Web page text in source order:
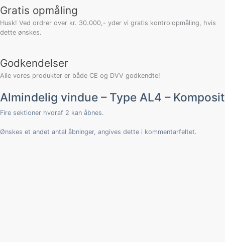
Gratis opmåling
Husk! Ved ordrer over kr. 30.000,- yder vi gratis kontrolopmåling, hvis
dette ønskes.
Godkendelser
Alle vores produkter er både CE og DVV godkendte!
Almindelig vindue – Type AL4 – Komposit
Fire sektioner hvoraf 2 kan åbnes.
Ønskes et andet antal åbninger, angives dette i kommentarfeltet.